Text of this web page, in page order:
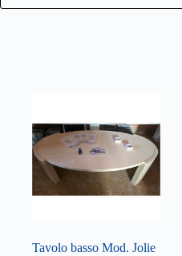
Tavolo basso Mod. Jolie